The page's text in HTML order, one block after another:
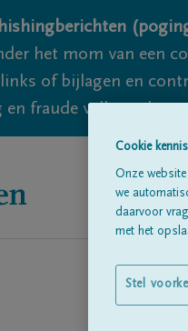
het mom van een
of bijlagen en
fraude vallen
Cookie
Onze
we
daarvoor
met het
Stel